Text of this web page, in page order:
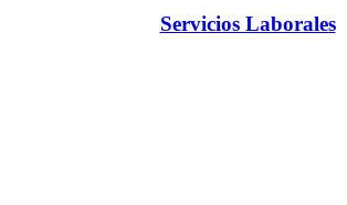
Servicios Laborales